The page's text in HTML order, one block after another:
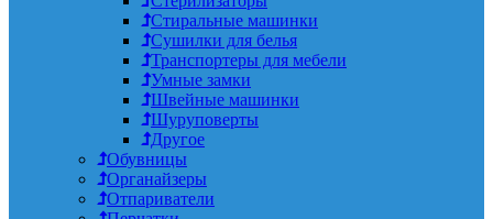
Стиральные машинки
Сушилки для белья
Транспортеры для мебели
Умные замки
Швейные машинки
Шуруповерты
Другое
Обувницы
Органайзеры
Отпариватели